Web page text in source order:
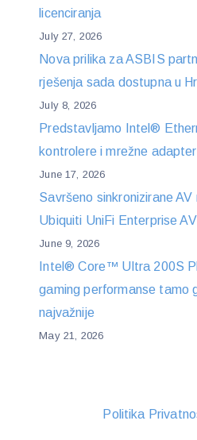
licenciranja
July 27, 2026
Nova prilika za ASBIS
rješenja sada dostupna u
July 8, 2026
Predstavljamo Intel®
kontrolere i mrežne
June 17, 2026
Savršeno sinkronizirane AV
Ubiquiti UniFi Enterprise
June 9, 2026
Intel® Core™ Ultra 200S
gaming performanse tamo
najvažnije
May 21, 2026
Politika